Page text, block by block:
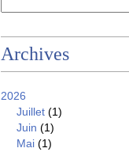
Archives
2026
Juillet (1)
Juin (1)
Mai (1)